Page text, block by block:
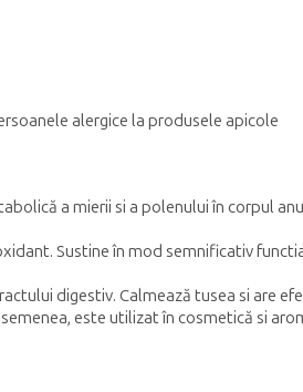
alergice la produsele apicole
a mierii si a polenului în corpul
Sustine în mod semnificativ
digestiv. Calmează tusea si are
este utilizat în cosmetică si